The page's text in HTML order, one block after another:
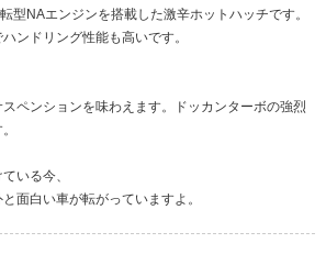
型NAエンジンを搭載した激辛ホットハッチです。
ンドリング性能も高いです。
ペンションを味わえます。ドッカンターボの強烈
いる今、
面白い車が転がっていますよ。